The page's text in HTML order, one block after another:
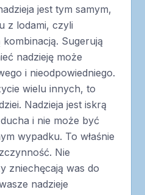
jest tym samym,
z lodami, czyli
Sugerują
nadzieję może
i nieodpowiedniego.
wielu innych, to
Nadzieja jest iskrą
i nie może być
wypadku. To właśnie
Nie
zniechęcają was do
nadzieje